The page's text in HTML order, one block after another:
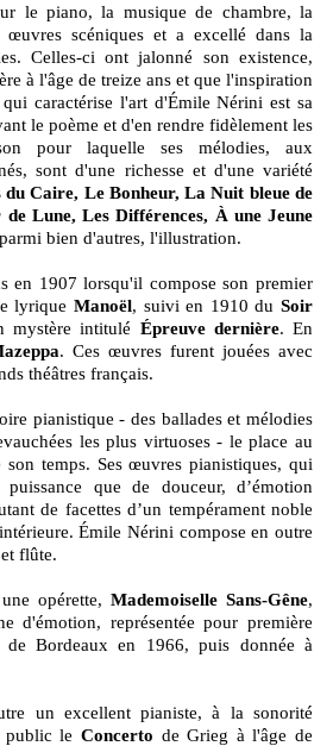
le piano, la musique de chambre, la
œuvres scéniques et a excellé dans la
Celles-ci ont jalonné son existence,
à l'âge de treize ans et que l'inspiration
caractérise l'art d'Émile Nérini est sa
le poème et d'en rendre fidèlement les
pour laquelle ses mélodies, aux
sont d'une richesse et d'une variété
du Caire, Le Bonheur, La Nuit bleue de
Lune, Les Différences, À une Jeune
bien d'autres, l'illustration.
en 1907 lorsqu'il compose son premier
lyrique Manoël, suivi en 1910 du Soir
mystère intitulé Épreuve dernière. En
. Ces œuvres furent jouées avec
théâtres français.
pianistique - des ballades et mélodies
les plus virtuoses - le place au
temps. Ses œuvres pianistiques, qui
que de douceur, d’émotion
de facettes d’un tempérament noble
Émile Nérini compose en outre
flûte.
opérette, Mademoiselle Sans-Gêne,
d'émotion, représentée pour première
Bordeaux en 1966, puis donnée à
un excellent pianiste, à la sonorité
public le Concerto de Grieg à l'âge de